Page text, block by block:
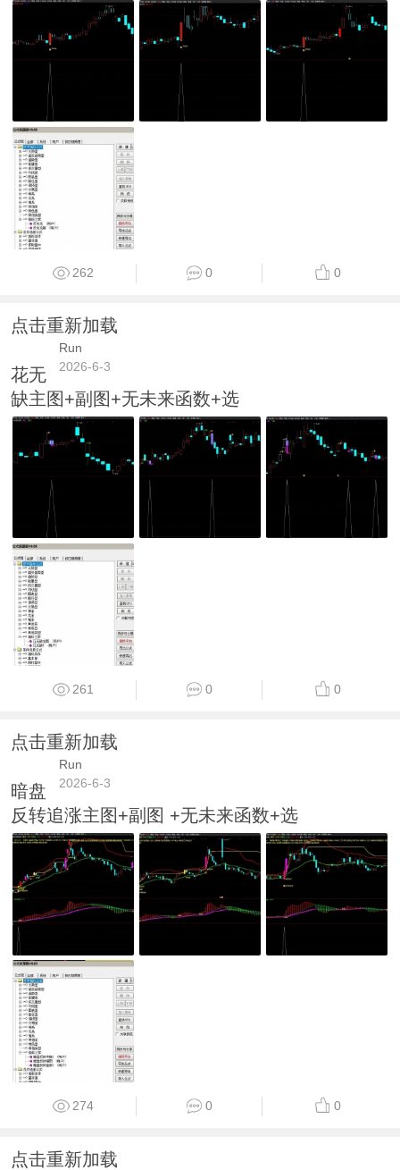
262 0 0
点击重新加载
Run
2026-6-3
花无
缺主图+副图+无未来函数+选
261 0 0
点击重新加载
Run
2026-6-3
暗盘
反转追涨主图+副图 +无未来函数+选
274 0 0
点击重新加载